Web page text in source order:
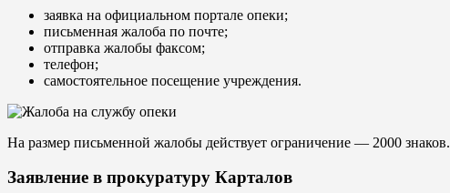
заявка на официальном портале опеки;
письменная жалоба по почте;
отправка жалобы факсом;
телефон;
самостоятельное посещение учреждения.
На размер письменной жалобы действует ограничение — 2000 знаков.
Заявление в прокуратуру Карталов